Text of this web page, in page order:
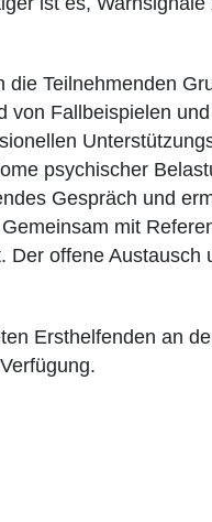
Teilnehmenden
Fallbeispielen
psychischer
Gespräch und
mit
offene
Ersthelfenden an